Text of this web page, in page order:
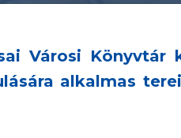
Városi Könyvtár
alkalmas